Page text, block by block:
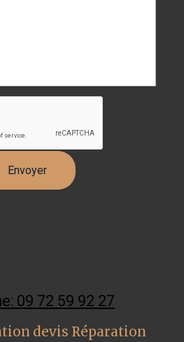
09 72 59 92 27
devis Réparation